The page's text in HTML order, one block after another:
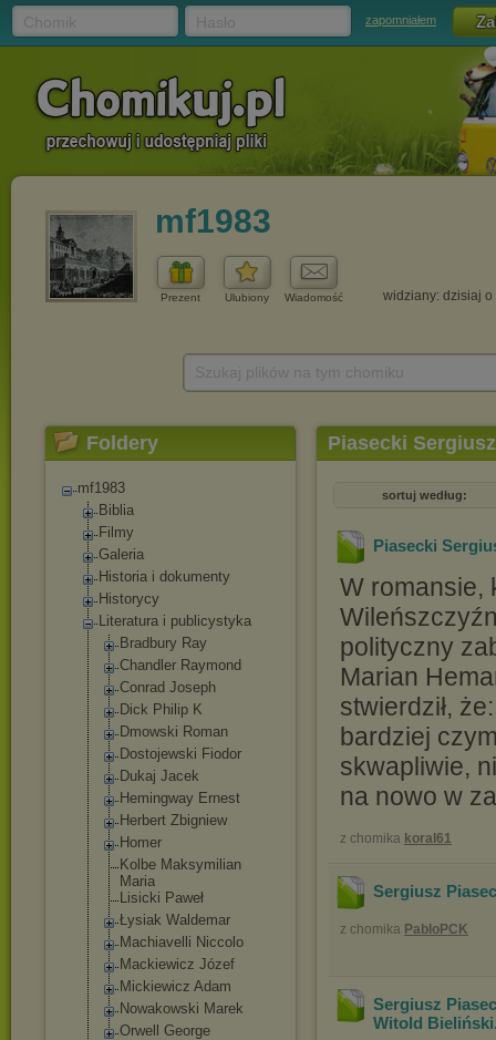
zapomniałem
mf1983
Prezent Ulubiony Wiadomość widziany: dzisiaj o
Foldery
mf1983
Biblia
Filmy
Galeria
Historia i dokumenty
Historycy
Literatura i publicystyka
Bradbury Ray
Chandler Raymond
Conrad Joseph
Dick Philip K
Dmowski Roman
Dostojewski Fiodor
Dukaj Jacek
Hemingway Ernest
Herbert Zbigniew
Homer
Kolbe Maksymilian
Maria
Lisicki Paweł
Łysiak Waldemar
Machiavelli Niccolo
Mackiewicz Józef
Mickiewicz Adam
Nowakowski Marek
Orwell George
Piasecki Sergiusz
sortuj według:
Piasecki
W romansie,
polityczny
Marian
stwierdził,
bardziej
skwapliwie,
na nowo w
z chomika koral61
Sergiusz
z chomika PabloPCK
Sergiusz
Witold Bieliński